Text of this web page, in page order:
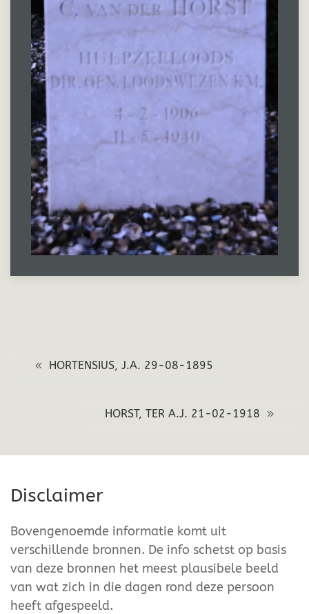
HORTENSIUS, J.A. 29-08-1895
HORST, TER A.J. 21-02-1918
Disclaimer
Bovengenoemde informatie komt uit
verschillende bronnen. De info schetst op basis
van deze bronnen het meest plausibele beeld
van wat zich in die dagen rond deze persoon
heeft afgespeeld.